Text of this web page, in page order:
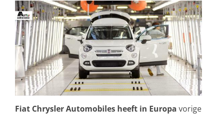
Fiat Chrysler Automobiles heeft in Europa vorige